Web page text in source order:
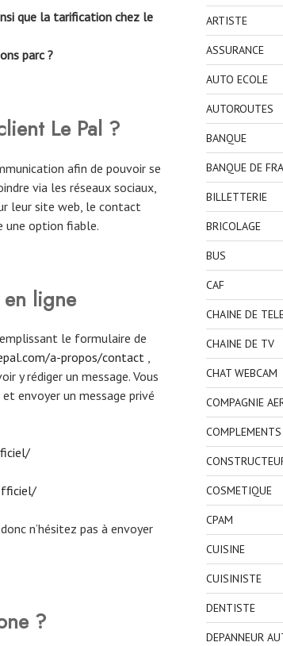
que la tarification chez le
parc ?
Le Pal ?
afin de pouvoir se
via les réseaux sociaux,
leur site web, le contact
une option fiable.
en ligne
le formulaire de
a-propos/contact ,
y rédiger un message. Vous
envoyer un message privé
n’hésitez pas à envoyer
?
ARTISTE
ASSURANCE
AUTO ECOLE
AUTOROUTES
BANQUE
BANQUE DE
BILLETTERIE
BRICOLAGE
BUS
CAF
CHAINE DE
CHAINE DE TV
CHAT WEBCAM
COMPAGNIE
COSMETIQUE
CPAM
CUISINE
CUISINISTE
DENTISTE
DEPANNEUR